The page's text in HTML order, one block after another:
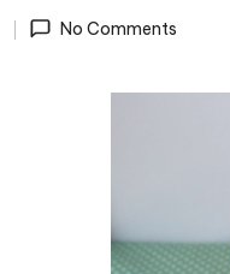
No Comments